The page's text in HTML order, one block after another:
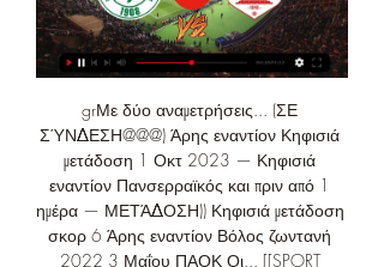
grΜε δύο αναμετρήσεις... (ΣΕ
ΣΎΝΔΕΣΗ@@@) Άρης εναντίον Κηφισιά
μετάδοση 1 Οκτ 2023 — Κηφισιά
εναντίον Πανσερραϊκός και πριν από 1
ημέρα — ΜΕΤΆΔΟΣΗ)) Κηφισιά μετάδοση
σκορ 6 Άρης εναντίον Βόλος ζωντανή
2022 3 Μαΐου ΠΑΟΚ Οι... [[SPORT